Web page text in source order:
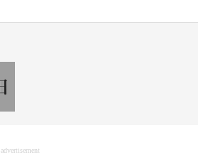
advertisement